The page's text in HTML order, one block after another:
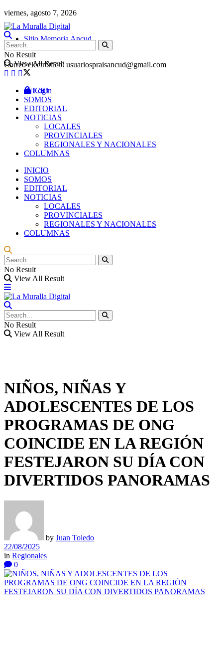
viernes, agosto 7, 2026
Sitio Memoria Ancud
Correo electrónico: usuariospraisancud@gmail.com
Login
No Result
View All Result
INICIO
SOMOS
EDITORIAL
NOTICIAS
LOCALES
PROVINCIALES
REGIONALES Y NACIONALES
COLUMNAS
INICIO
SOMOS
EDITORIAL
NOTICIAS
LOCALES
PROVINCIALES
REGIONALES Y NACIONALES
COLUMNAS
No Result
View All Result
No Result
View All Result
NIÑOS, NIÑAS Y
ADOLESCENTES DE LOS
PROGRAMAS DE ONG
COINCIDE EN LA REGIÓN
FESTEJARON SU DÍA CON
DIVERTIDOS PANORAMAS
by Juan Toledo
22/08/2025
in Regionales
0